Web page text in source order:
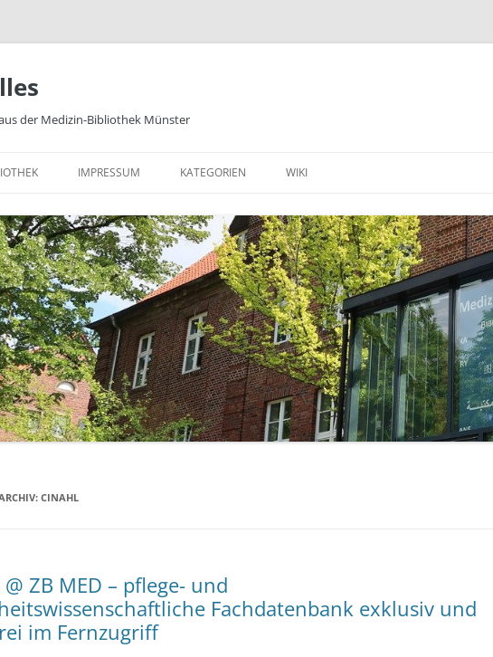
der Medizin-Bibliothek Münster
IMPRESSUM KATEGORIEN
BIBLIOTHEK
E-BOOKS
DATENBANKEN
MEDIZIN
TABLETS & SMARTPHONE
STUDIERENDE
WIKI
CINAHL
@ ZB MED – pflege- und
Fachdatenbank exklusiv und
im Fernzugriff